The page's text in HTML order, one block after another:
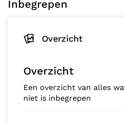
Inbegrepen
Overzicht
Overzicht
Een overzicht van alles
niet is inbegrepen